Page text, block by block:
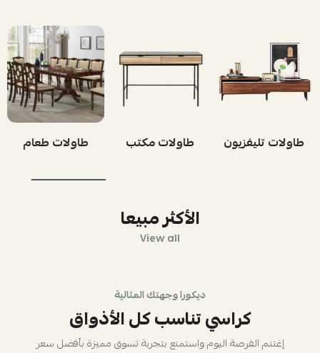
طاولات مكتب طاولات تليفزيون طاولات قهوة
الأكثر مبيعا
View all
ديكورا وجهتك المثالية
كراسي تناسب كل الأذواق
إغتنم الفرصة اليوم واستمتع بتجربة تسوق مميزة بأفضل سعر